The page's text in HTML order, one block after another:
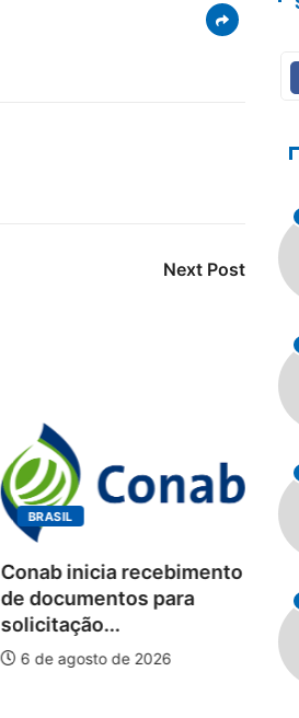
Next Post
BRASIL
Conab inicia recebimento
de documentos para
solicitação...
6 de agosto de 2026